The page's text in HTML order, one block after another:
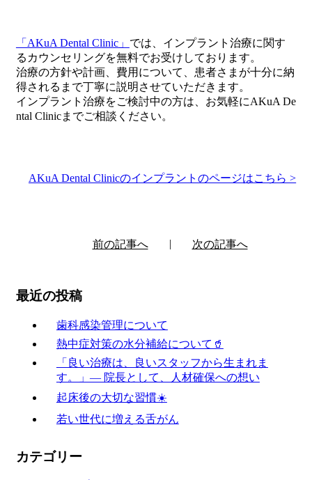
「AKuA Dental Clinic」 では、インプラント治療に関す
るカウンセリングを無料でお受けしております。
治療の方針や計画、費用について、患者さまが十分に納
得されるまで丁寧に説明させていただきます。
インプラント治療をご検討中の方は、お気軽にAKuA De
ntal Clinicまでご相談ください。
AKuA Dental Clinicのインプラントのページはこちら >
前の記事へ 次の記事へ
最近の投稿
歯科感染管理について
熱中症対策の水分補給について🥤
「良い治療は、良いスタッフから生まれま
す。」― 院長として、人材確保への想い
起床後の大切な習慣☀️
若い世代に増える舌がん
カテゴリー